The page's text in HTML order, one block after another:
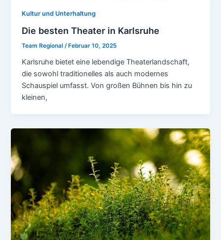
Kultur und Unterhaltung
Die besten Theater in Karlsruhe
Team Regional/Februar 10, 2025
Karlsruhe bietet eine lebendige Theaterlandschaft,
die sowohl traditionelles als auch modernes
Schauspiel umfasst. Von großen Bühnen bis hin zu
kleinen,